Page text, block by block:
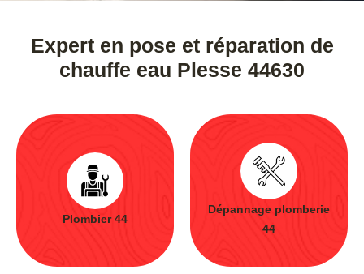
Expert en pose et réparation de
chauffe eau Plesse 44630
Plombier 44
Dépannage plomberie
44